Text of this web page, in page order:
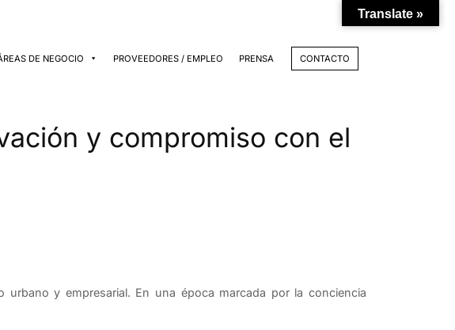
DE NEGOCIO PROVEEDORES / EMPLEO PRENSA CONTACTO
y compromiso con el
y empresarial. En una época marcada por la conciencia
Translate »